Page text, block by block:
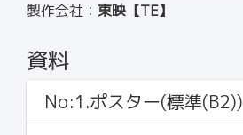
製作会社： 東映【TE】
資料
No:1.ポスター(標準(B2))